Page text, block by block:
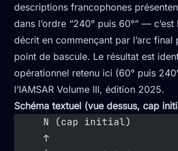
descriptions francophones
dans l’ordre “240° puis 60°” —
décrit en commençant par l’arc final
point de bascule. Le résultat est
opérationnel retenu ici (60° puis
l’IAMSAR Volume III, édition 2025.
Schéma textuel (vue dessus, cap
     N (cap initial)
     ↑